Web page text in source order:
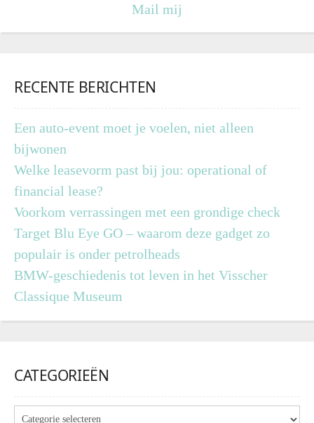
Mail mij
RECENTE BERICHTEN
Een auto-event moet je voelen, niet alleen
bijwonen
Welke leasevorm past bij jou: operational of
financial lease?
Voorkom verrassingen met een grondige check
Target Blu Eye GO – waarom deze gadget zo
populair is onder petrolheads
BMW-geschiedenis tot leven in het Visscher
Classique Museum
CATEGORIEËN